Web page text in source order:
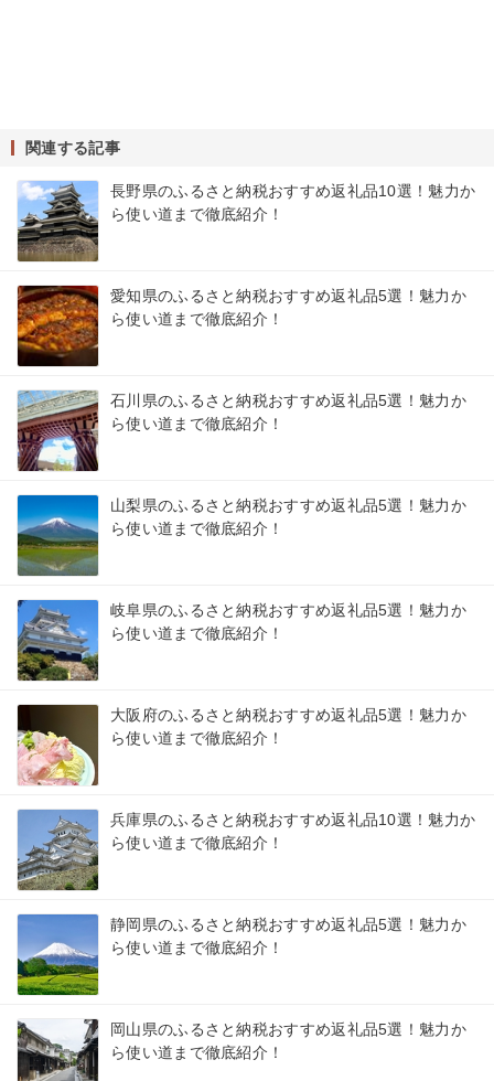
関連する記事
長野県のふるさと納税おすすめ返礼品10選！魅力か
ら使い道まで徹底紹介！
愛知県のふるさと納税おすすめ返礼品5選！魅力か
ら使い道まで徹底紹介！
石川県のふるさと納税おすすめ返礼品5選！魅力か
ら使い道まで徹底紹介！
山梨県のふるさと納税おすすめ返礼品5選！魅力か
ら使い道まで徹底紹介！
岐阜県のふるさと納税おすすめ返礼品5選！魅力か
ら使い道まで徹底紹介！
大阪府のふるさと納税おすすめ返礼品5選！魅力か
ら使い道まで徹底紹介！
兵庫県のふるさと納税おすすめ返礼品10選！魅力か
ら使い道まで徹底紹介！
静岡県のふるさと納税おすすめ返礼品5選！魅力か
ら使い道まで徹底紹介！
岡山県のふるさと納税おすすめ返礼品5選！魅力か
ら使い道まで徹底紹介！